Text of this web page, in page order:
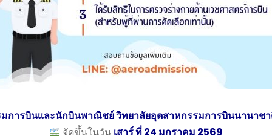
การบินเเละนักบินพาณิชย์ วิทยาลัยอุตสาหกรรมการบินนานาช
จัดขึ้นในวัน เสาร์ ที่ 24 มกราคม 2569